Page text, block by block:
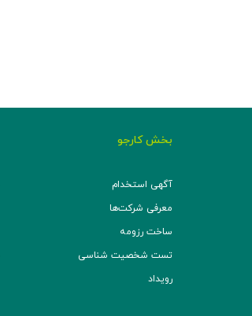
بخش کارجو
آگهی استخدام
معرفی شرکت‌ها
ساخت رزومه
تست شخصیت شناسی
رویداد